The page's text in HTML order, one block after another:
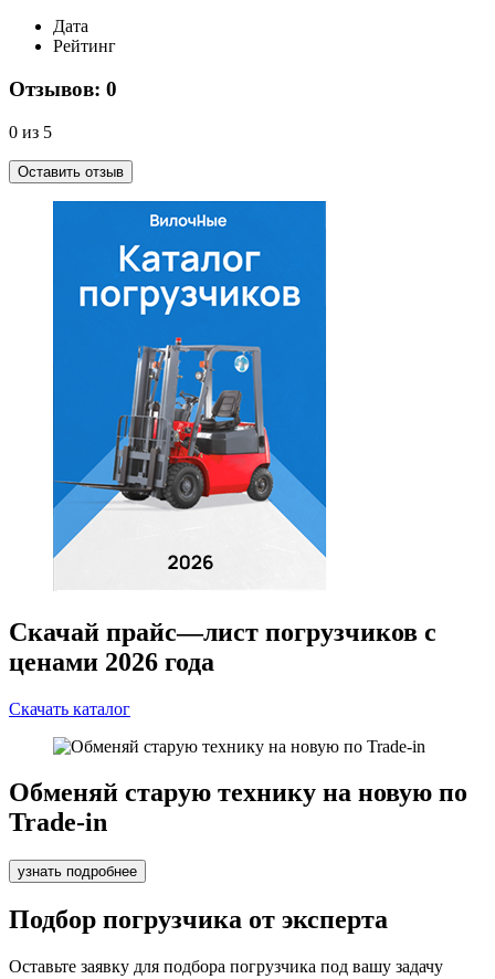
Дата
Рейтинг
Отзывов: 0
0 из 5
Оставить отзыв
Скачай прайс—лист погрузчиков с
ценами 2026 года
Скачать каталог
Обменяй старую технику на новую по
Trade-in
узнать подробнее
Подбор погрузчика от эксперта
Оставьте заявку для подбора погрузчика под вашу задачу